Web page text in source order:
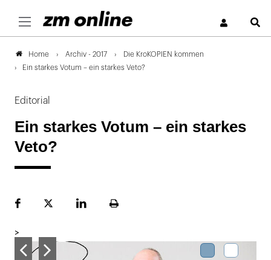
Home Archiv - 2017
Die KroKOPIEN kommen
Ein starkes Votum – ein starkes Veto?
Editorial
Ein starkes Votum – ein starkes
Veto?
FacebookPlattformLinekdInSeite
>